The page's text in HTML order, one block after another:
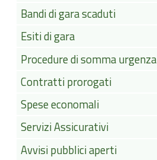
Bandi di gara scaduti
Esiti di gara
Procedure di somma urgenza
Contratti prorogati
Spese economali
Servizi Assicurativi
Avvisi pubblici aperti